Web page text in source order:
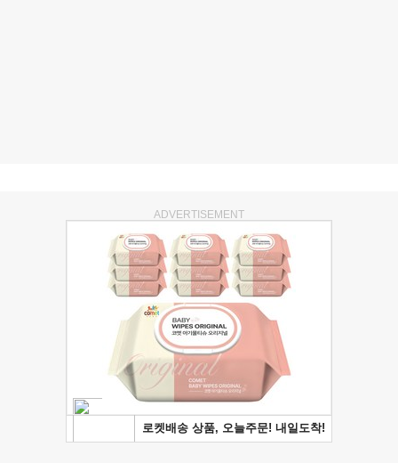
ADVERTISEMENT